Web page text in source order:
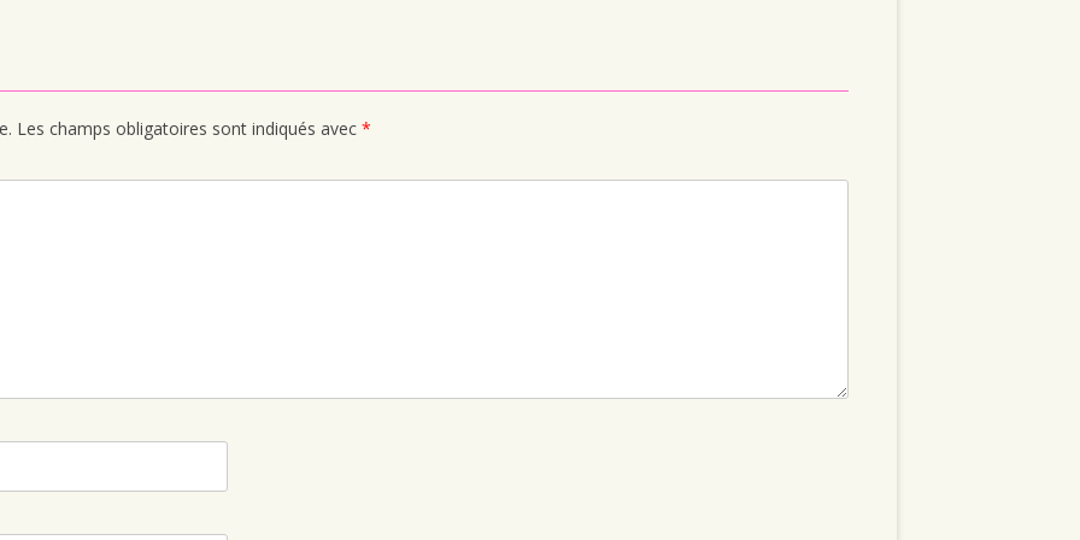
Les champs obligatoires sont indiqués avec *